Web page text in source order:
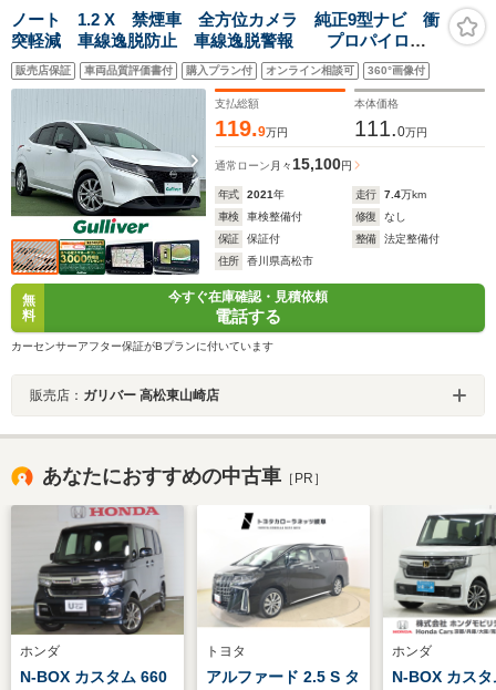
ノート 1.2 X 禁煙車 全方位カメラ 純正9型ナビ 衝
突軽減 車線逸脱防止 車線逸脱警報 プロパイロッ
ト ビルトインETC BSM LEDヘッドライト 電動パ
ーキングブレーキ/オートブレーキホールド 本革巻ハン
販売店保証 車両品質評価書付 購入プラン付 オンライン相談可 360°画像付
支払総額
119.9万円
本体価格
111.0万円
通常ローン 月々 15,100円
年式 2021年 走行 7.4万km
車検
車検整備付 修復
なし
保証
保証付 整備
法定整備付
住所
香川県高松市
無
料
今すぐ在庫確認・見積依頼
電話する
カーセンサーアフター保証がBプランに付いています
販売店： ガリバー 高松東山崎店
あなたにおすすめの中古車 ［PR］
ホンダ
N-BOX カスタム 660
トヨタ
アルファード 2.5 S タ
ホンダ
N-BOX カス